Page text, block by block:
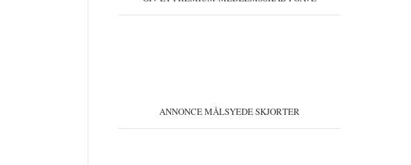
ANNONCE MÅLSYEDE SKJORTER